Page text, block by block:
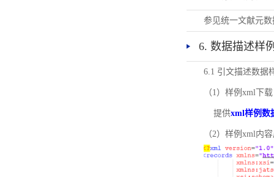
参见统一文献元
6. 数据描述样
6.1 引文描述数据
（1）样例xml下载
提供xml样例数
（2）样例xml内